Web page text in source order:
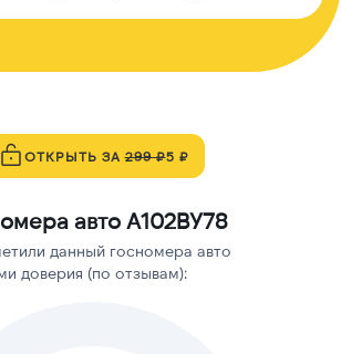
ОТКРЫТЬ ЗА299 ₽5 ₽
авто А102ВУ78
данный госномера авто
доверия (по отзывам):